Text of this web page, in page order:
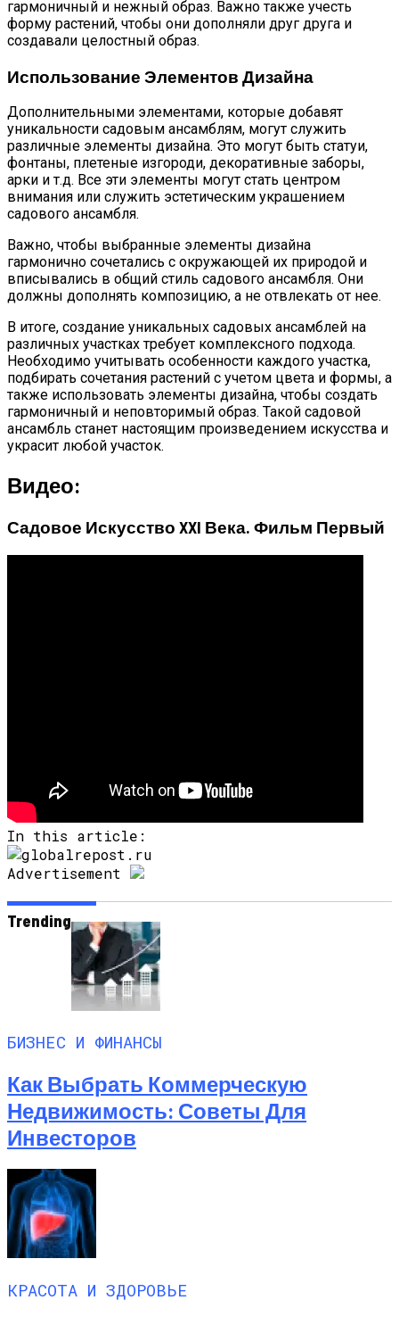
гармоничный и нежный образ. Важно также учесть
форму растений, чтобы они дополняли друг друга и
создавали целостный образ.
Использование Элементов Дизайна
Дополнительными элементами, которые добавят
уникальности садовым ансамблям, могут служить
различные элементы дизайна. Это могут быть статуи,
фонтаны, плетеные изгороди, декоративные заборы,
арки и т.д. Все эти элементы могут стать центром
внимания или служить эстетическим украшением
садового ансамбля.
Важно, чтобы выбранные элементы дизайна
гармонично сочетались с окружающей их природой и
вписывались в общий стиль садового ансамбля. Они
должны дополнять композицию, а не отвлекать от нее.
В итоге, создание уникальных садовых ансамблей на
различных участках требует комплексного подхода.
Необходимо учитывать особенности каждого участка,
подбирать сочетания растений с учетом цвета и формы, а
также использовать элементы дизайна, чтобы создать
гармоничный и неповторимый образ. Такой садовой
ансамбль станет настоящим произведением искусства и
украсит любой участок.
Видео:
Садовое Искусство XXI Века. Фильм Первый
In this article:
Advertisement
Trending
БИЗНЕС И ФИНАНСЫ
Как Выбрать Коммерческую
Недвижимость: Советы Для
Инвесторов
КРАСОТА И ЗДОРОВЬЕ